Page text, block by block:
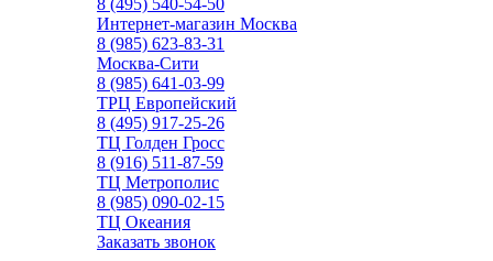
8 (495) 540-54-50
Интернет-магазин Москва
8 (985) 623-83-31
Москва-Сити
8 (985) 641-03-99
ТРЦ Европейский
8 (495) 917-25-26
ТЦ Голден Гросс
8 (916) 511-87-59
ТЦ Метрополис
8 (985) 090-02-15
ТЦ Океания
Заказать звонок